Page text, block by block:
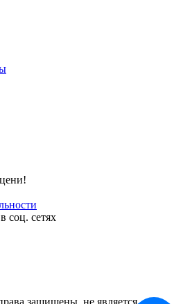
соц. сетях
защищены, не является